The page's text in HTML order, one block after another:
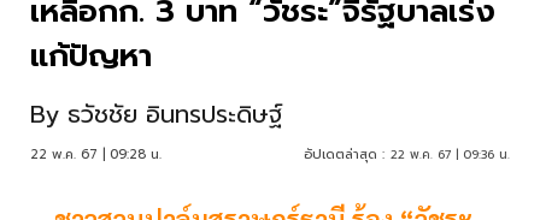
เหลือกก. 3 บาท “วัชระ”จี้รัฐบาลเร่ง
แก้ปัญหา
By ธวัชชัย อินทรประดิษฐ์
22 พ.ค. 67 | 09:28 น. อัปเดตล่าสุด : 22 พ.ค. 67 | 09:36 น.